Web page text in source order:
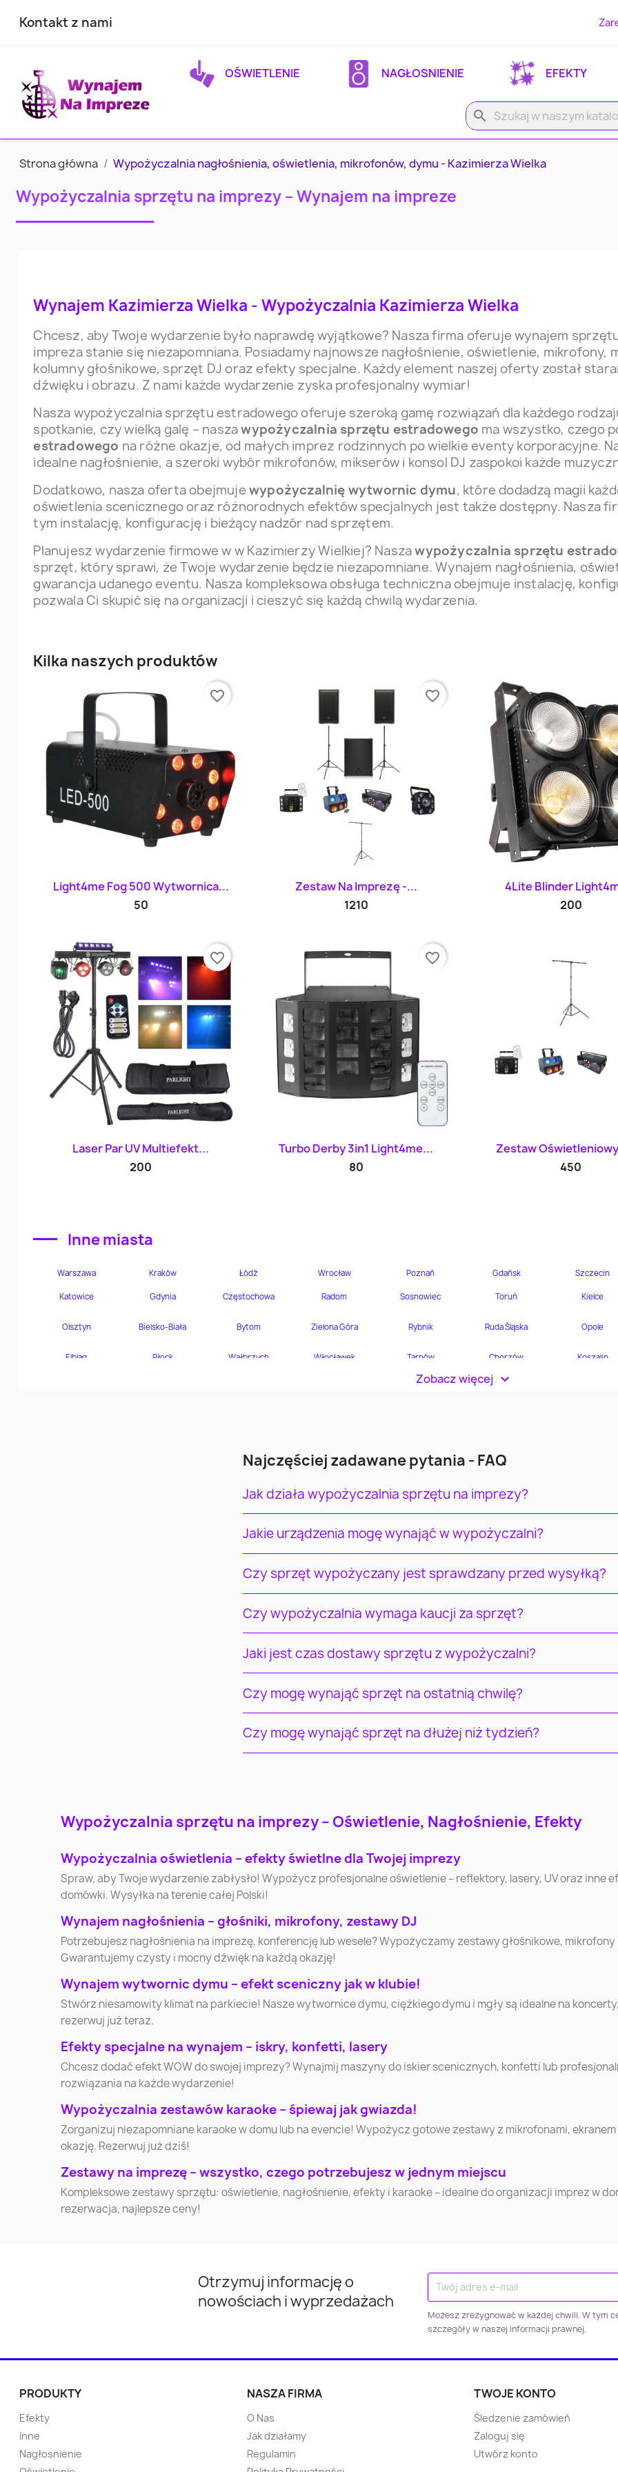
Kontakt z nami
OŚWIETLENIE NAGŁOSNIENIE EFEKTY
search
Strona główna Wypożyczalnia nagłośnienia, oświetlenia, mikrofonów, dymu - Kazimierza Wielka
Wypożyczalnia sprzętu na imprezy – Wynajem na impreze
Wynajem Kazimierza Wielka - Wypożyczalnia Kazimierza Wielka
Chcesz, aby Twoje wydarzenie było naprawdę wyjątkowe? Nasza firma oferuje wynajem
impreza stanie się niezapomniana. Posiadamy najnowsze nagłośnienie, oświetlenie, mikrofony,
kolumny głośnikowe, sprzęt DJ oraz efekty specjalne. Każdy element naszej oferty został
dźwięku i obrazu. Z nami każde wydarzenie zyska profesjonalny wymiar!
Nasza wypożyczalnia sprzętu estradowego oferuje szeroką gamę rozwiązań dla każdego
spotkanie, czy wielką galę – naszawypożyczalnia sprzętu estradowego ma wszystko, czego
estradowego na różne okazje, od małych imprez rodzinnych po wielkie eventy korporacyjne.
idealne nagłośnienie, a szeroki wybór mikrofonów, mikserów i konsol DJ zaspokoi każde
Dodatkowo, nasza oferta obejmujewypożyczalnię wytwornic dymu, które dodadzą magii
oświetlenia scenicznego oraz różnorodnych efektów specjalnych jest także dostępny. Nasza
tym instalację, konfigurację i bieżący nadzór nad sprzętem.
Planujesz wydarzenie firmowe w w Kazimierzy Wielkiej? Naszawypożyczalnia sprzętu
sprzęt, który sprawi, że Twoje wydarzenie będzie niezapomniane. Wynajem nagłośnienia,
gwarancja udanego eventu. Nasza kompleksowa obsługa techniczna obejmuje instalację,
pozwala Ci skupić się na organizacji i cieszyć się każdą chwilą wydarzenia.
Kilka naszych produktów
Szybki podgląd
Light4me Fog 500 Wytwornica...
50
favorite_border
Szybki podgląd
Zestaw Na Imprezę -...
1210
favorite_border
Szybki
4Lite Blinder
200
Szybki podgląd
Laser Par UV Multiefekt...
200
favorite_border
Szybki podgląd
Turbo Derby 3in1 Light4me...
80
favorite_border
Szybki podgląd
Zestaw
450
Inne miasta
Warszawa Kraków Łódź Wrocław Poznań
Katowice Gdynia Częstochowa Radom
Olsztyn Bielsko-Biała
Elbląg Płock Wałbrzych Włocławek
Słupsk Jaworzno Jastrzębie-Zdrój
Lubin
Stalowa Wola Kędzierzyn-Koźle Starachowice Piła
Mikołów Nysa Ełk Chełm
Żyrardów Nowa Sól Skierniewice Mława
Lubań Wałcz Nowy Targ Lubliniec
Otwock Mińsk Mazowiecki Kraśnik
Jarosław
Lębork Kętrzyn Wieliczka Dzierżoniów
Sokółka Choszczno
Zobacz więcej >
Najczęściej zadawane pytania - FAQ
Jak działa wypożyczalnia sprzętu na imprezy?
Jakie urządzenia mogę wynająć w wypożyczalni?
Czy sprzęt wypożyczany jest sprawdzany przed wysyłką?
Czy wypożyczalnia wymaga kaucji za sprzęt?
Jaki jest czas dostawy sprzętu z wypożyczalni?
Czy mogę wynająć sprzęt na ostatnią chwilę?
Czy mogę wynająć sprzęt na dłużej niż tydzień?
Wypożyczalnia sprzętu na imprezy – Oświetlenie, Nagłośnienie, Efekty
Wypożyczalnia oświetlenia – efekty świetlne dla Twojej imprezy
Spraw, aby Twoje wydarzenie zabłysło! Wypożycz profesjonalne oświetlenie – reflektory, lasery, UV oraz inne
domówki. Wysyłka na terenie całej Polski!
Wynajem nagłośnienia – głośniki, mikrofony, zestawy DJ
Potrzebujesz nagłośnienia na imprezę, konferencję lub wesele? Wypożyczamy zestawy głośnikowe,
Gwarantujemy czysty i mocny dźwięk na każdą okazję!
Wynajem wytwornic dymu – efekt sceniczny jak w klubie!
Stwórz niesamowity klimat na parkiecie! Nasze wytwornice dymu, ciężkiego dymu i mgły są idealne na
rezerwuj już teraz.
Efekty specjalne na wynajem – iskry, konfetti, lasery
Chcesz dodać efekt WOW do swojej imprezy? Wynajmij maszyny do iskier scenicznych, konfetti lub
rozwiązania na każde wydarzenie!
Wypożyczalnia zestawów karaoke – śpiewaj jak gwiazda!
Zorganizuj niezapomniane karaoke w domu lub na evencie! Wypożycz gotowe zestawy z mikrofonami,
okazję. Rezerwuj już dziś!
Zestawy na imprezę – wszystko, czego potrzebujesz w jednym miejscu
Kompleksowe zestawy sprzętu: oświetlenie, nagłośnienie, efekty i karaoke – idealne do organizacji imprez w
rezerwacja, najlepsze ceny!
Otrzymuj informację o
nowościach i wyprzedażach
Możesz zrezygnować w każdej chwili. W tym
szczegóły w naszej informacji prawnej.
PRODUKTY
Efekty
Inne
Nagłosnienie
NASZA FIRMA
O Nas
Jak działamy
Regulamin
TWOJE KONTO
Śledzenie zamówień
Zaloguj się
Utwórz konto